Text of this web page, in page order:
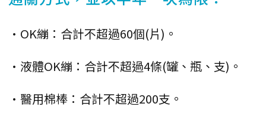
•OK繃：合計不超過60個(片)。
•液體OK繃：合計不超過4條(罐、瓶、支)。
•醫用棉棒：合計不超過200支。